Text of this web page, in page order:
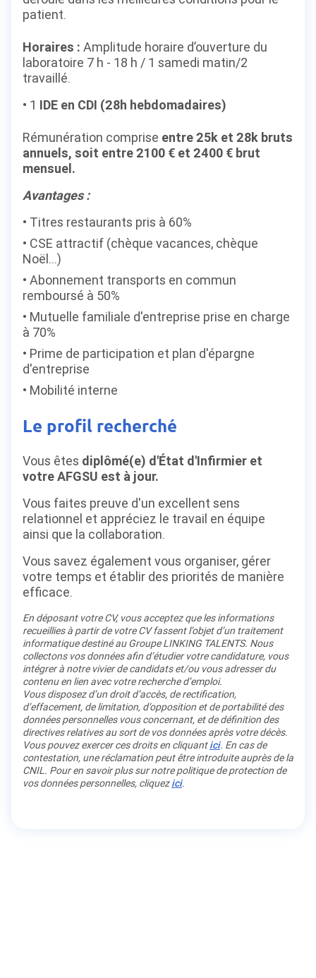
patient.
Horaires : Amplitude horaire d’ouverture du
laboratoire 7 h - 18 h / 1 samedi matin/2
travaillé.
1 IDE en CDI (28h hebdomadaires)
Rémunération comprise entre 25k et 28k bruts
annuels, soit entre 2100 € et 2400 € brut
mensuel.
Avantages :
Titres restaurants pris à 60%
CSE attractif (chèque vacances, chèque
Noël...)
Abonnement transports en commun
remboursé à 50%
Mutuelle familiale d'entreprise prise en charge
à 70%
Prime de participation et plan d'épargne
d'entreprise
Mobilité interne
Le profil recherché
Vous êtes diplômé(e) d'État d'Infirmier et
votre AFGSU est à jour.
Vous faites preuve d'un excellent sens
relationnel et appréciez le travail en équipe
ainsi que la collaboration.
Vous savez également vous organiser, gérer
votre temps et établir des priorités de manière
efficace.
En déposant votre CV, vous acceptez que les informations
recueillies à partir de votre CV fassent l’objet d’un traitement
informatique destiné au Groupe LINKING TALENTS. Nous
collectons vos données afin d’étudier votre candidature, vous
intégrer à notre vivier de candidats et/ou vous adresser du
contenu en lien avec votre recherche d’emploi.
Vous disposez d’un droit d’accès, de rectification,
d’effacement, de limitation, d’opposition et de portabilité des
données personnelles vous concernant, et de définition des
directives relatives au sort de vos données après votre décès.
Vous pouvez exercer ces droits en cliquantici. En cas de
contestation, une réclamation peut être introduite auprès de la
CNIL. Pour en savoir plus sur notre politique de protection de
vos données personnelles, cliquezici.